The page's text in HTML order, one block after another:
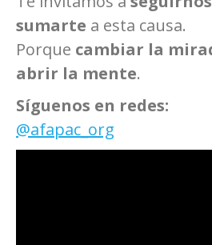
sumarte a esta causa.
Porque cambiar la
abrir la mente.
Síguenos en redes:
@afapac_org